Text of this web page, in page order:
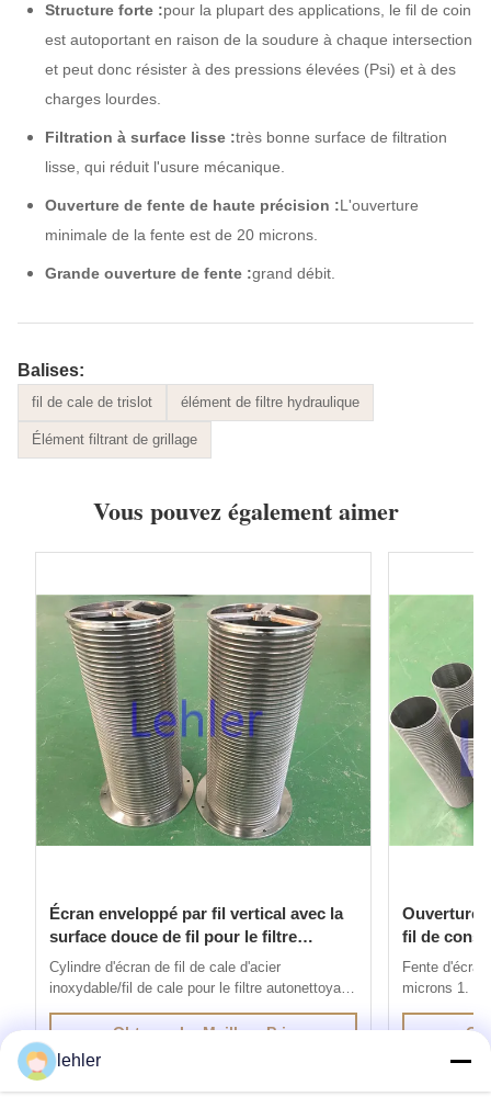
Structure forte :pour la plupart des applications, le fil de coin
est autoportant en raison de la soudure à chaque intersection
et peut donc résister à des pressions élevées (Psi) et à des
charges lourdes.
Filtration à surface lisse :très bonne surface de filtration
lisse, qui réduit l'usure mécanique.
Ouverture de fente de haute précision :L'ouverture
minimale de la fente est de 20 microns.
Grande ouverture de fente :grand débit.
Balises:
fil de cale de trislot élément de filtre hydraulique
Élément filtrant de grillage
Vous pouvez également aimer
Écran enveloppé par fil vertical avec la
surface douce de fil pour le filtre
autonettoyant
Cylindre d'écran de fil de cale d'acier
inoxydable/fil de cale pour le filtre autonettoyant
produit par la méthode du soudage par
résistance électrique, fils avec des profils
spéciaux sont soudés aux fils de soutien à 90
degrés. La distance entre les ...
Obtenez Le Meilleur Prix
Ouverture
fil de
d'écran
Fente
microns 1.
par
profils
lehler